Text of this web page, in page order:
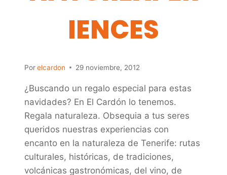
IENCES
Porelcardon 29 noviembre, 2012
¿Buscando un regalo especial para estas
navidades? En El Cardón lo tenemos.
Regala naturaleza. Obsequia a tus seres
queridos nuestras experiencias con
encanto en la naturaleza de Tenerife: rutas
culturales, históricas, de tradiciones,
volcánicas gastronómicas, del vino, de